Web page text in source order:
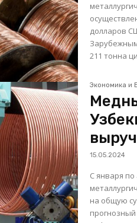
долларов
211 тонна
Экономика и
15.05.2024
С января по
на общую